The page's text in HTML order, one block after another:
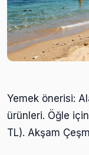
Yemek önerisi:
ürünleri. Öğle
TL). Akşam